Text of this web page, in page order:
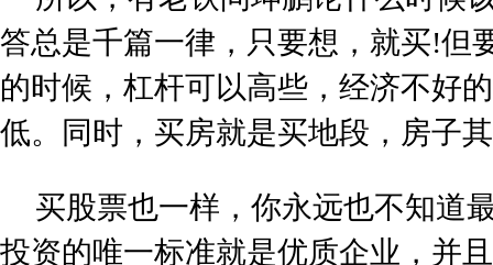
答总是千篇一律，只要想，就买!但
的时候，杠杆可以高些，经济不好
低。同时，买房就是买地段，房子
买股票也一样，你永远也不知道
投资的唯一标准就是优质企业，并